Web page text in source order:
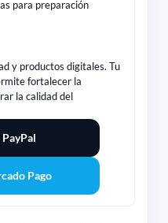
para preparación
y productos digitales. Tu
fortalecer la
la calidad del
Pago